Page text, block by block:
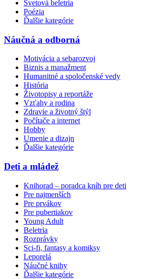
Svetová beletria
Poézia
Ďalšie kategórie
Náučná a odborná
Motivácia a sebarozvoj
Biznis a manažment
Humanitné a spoločenské vedy
História
Životopisy a reportáže
Vzťahy a rodina
Zdravie a životný štýl
Počítače a internet
Hobby
Umenie a dizajn
Ďalšie kategórie
Deti a mládež
Knihorad – poradca kníh pre deti
Pre najmenších
Pre prvákov
Pre pubertiakov
Young Adult
Beletria
Rozprávky
Sci-fi, fantasy a komiksy
Leporelá
Náučné knihy
Ďalšie kategórie